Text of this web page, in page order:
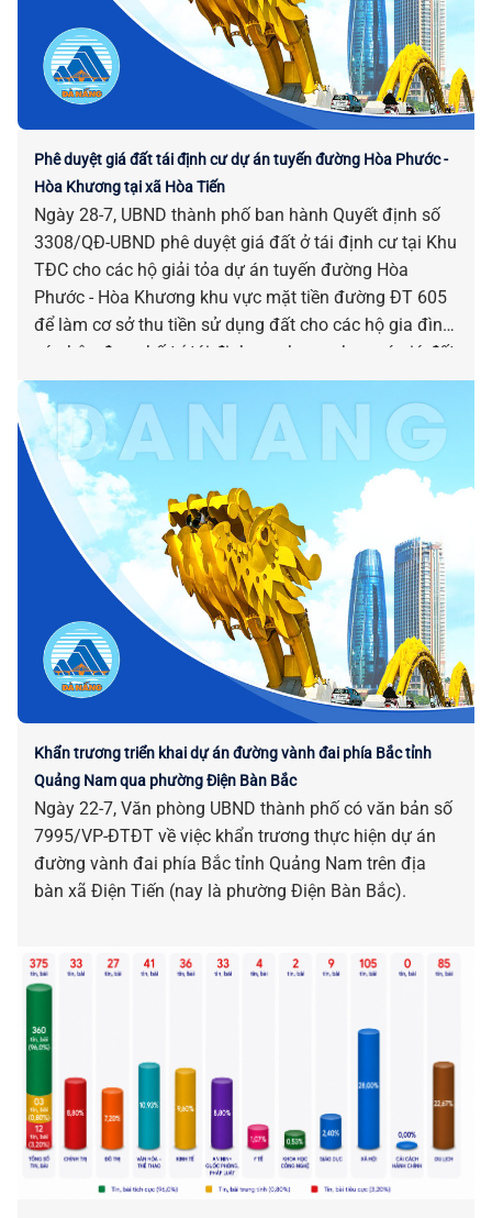
Phê duyệt giá đất tái định cư dự án tuyến đường Hòa Phước -
Hòa Khương tại xã Hòa Tiến
Ngày 28-7, UBND thành phố ban hành Quyết định số
3308/QĐ-UBND phê duyệt giá đất ở tái định cư tại Khu
TĐC cho các hộ giải tỏa dự án tuyến đường Hòa
Phước - Hòa Khương khu vực mặt tiền đường ĐT 605
để làm cơ sở thu tiền sử dụng đất cho các hộ gia đình,
cá nhân được bố trí tái định cư nhưng chưa có giá đất
trước ngày 01-8-2024 trên địa bàn xã Hòa Tiến.
Khẩn trương triển khai dự án đường vành đai phía Bắc tỉnh
Quảng Nam qua phường Điện Bàn Bắc
Ngày 22-7, Văn phòng UBND thành phố có văn bản số
7995/VP-ĐTĐT về việc khẩn trương thực hiện dự án
đường vành đai phía Bắc tỉnh Quảng Nam trên địa
bàn xã Điện Tiến (nay là phường Điện Bàn Bắc).